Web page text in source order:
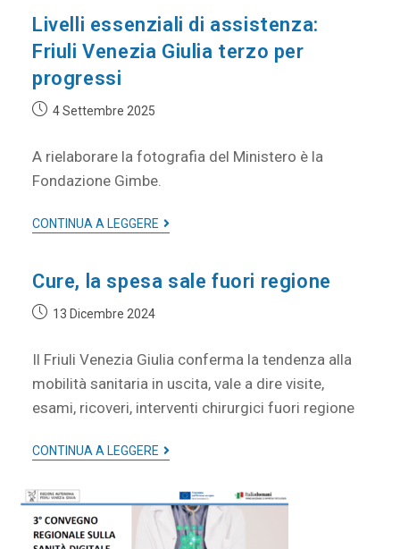
Livelli essenziali di assistenza:
Friuli Venezia Giulia terzo per
progressi
4 Settembre 2025
A rielaborare la fotografia del Ministero è la
Fondazione Gimbe.
CONTINUA A LEGGERE
Cure, la spesa sale fuori regione
13 Dicembre 2024
Il Friuli Venezia Giulia conferma la tendenza alla
mobilità sanitaria in uscita, vale a dire visite,
esami, ricoveri, interventi chirurgici fuori regione
CONTINUA A LEGGERE